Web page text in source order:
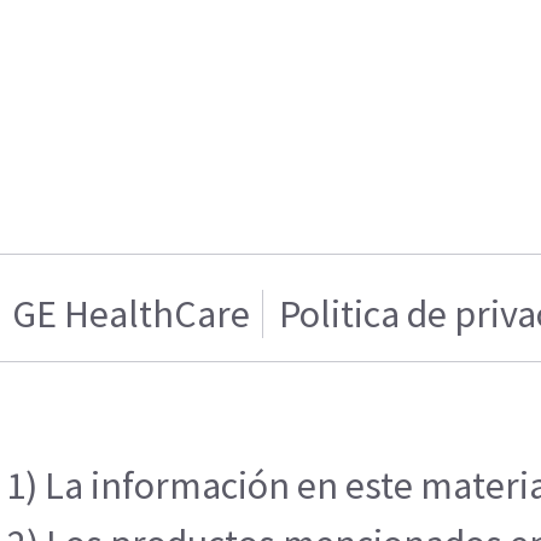
GE HealthCare Politica de
1) La información en este